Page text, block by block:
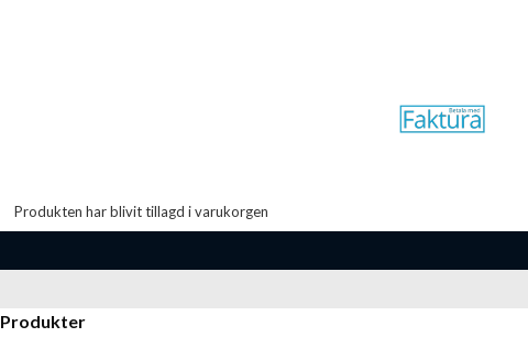
Produkten har blivit tillagd i varukorgen
Produkter